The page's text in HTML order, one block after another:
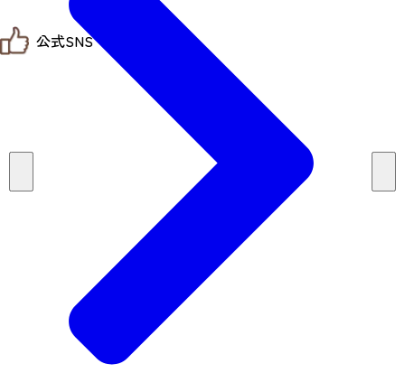
お知らせ
お問い合わせ
せんだい旅日和とは
プライバシーポリシー
仙臺写真館フォトギャラリー
公式SNS
せんだい旅日和 X
せんだい旅日和 Instagram
せんだい旅日和 Facebook
仙台旅先体験コレクション Facebook
仙台旅先体験コレクション Instagaram